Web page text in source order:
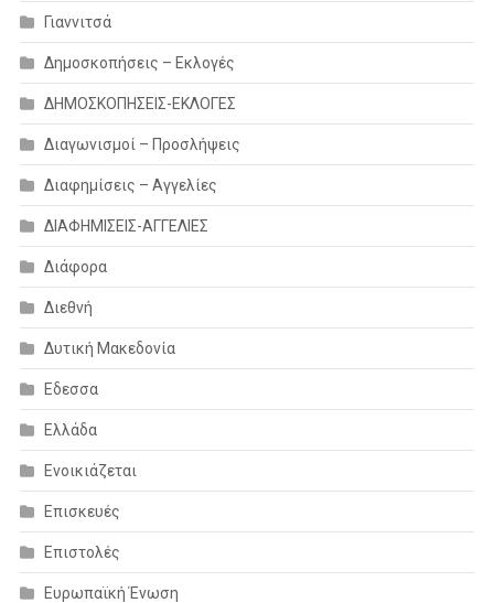
Γιαννιτσά
Δημοσκοπήσεις – Εκλογές
ΔΗΜΟΣΚΟΠΗΣΕΙΣ-ΕΚΛΟΓΕΣ
Διαγωνισμοί – Προσλήψεις
Διαφημίσεις – Αγγελίες
ΔΙΑΦΗΜΙΣΕΙΣ-ΑΓΓΕΛΙΕΣ
Διάφορα
Διεθνή
Δυτική Μακεδονία
Εδεσσα
Ελλάδα
Ενοικιάζεται
Επισκευές
Επιστολές
Ευρωπαϊκή Ένωση